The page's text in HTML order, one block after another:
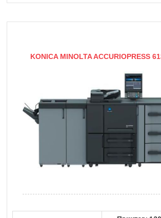
KONICA MINOLTA ACCURIOPRESS